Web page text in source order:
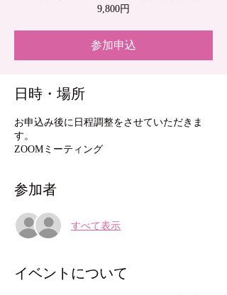
9,800円
参加申込
日時・場所
お申込み後に日程調整をさせていただきま
す。
ZOOMミーティング
参加者
すべて表示
イベントについて